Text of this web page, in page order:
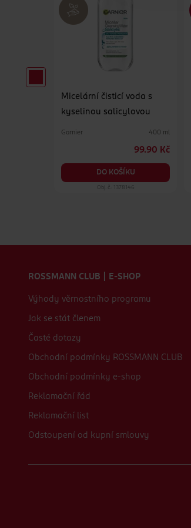
Micelární čisticí voda s
kyselinou salicylovou
Garnier 400 ml
99.90 Kč
DO KOŠÍKU
Obj. č.: 1378146
ROSSMANN CLUB | E-SHOP
Výhody věrnostního programu
Jak se stát členem
Časté dotazy
Obchodní podmínky ROSSMANN CLUB
Obchodní podmínky e-shop
Reklamační řád
Reklamační list
Odstoupení od kupní smlouvy